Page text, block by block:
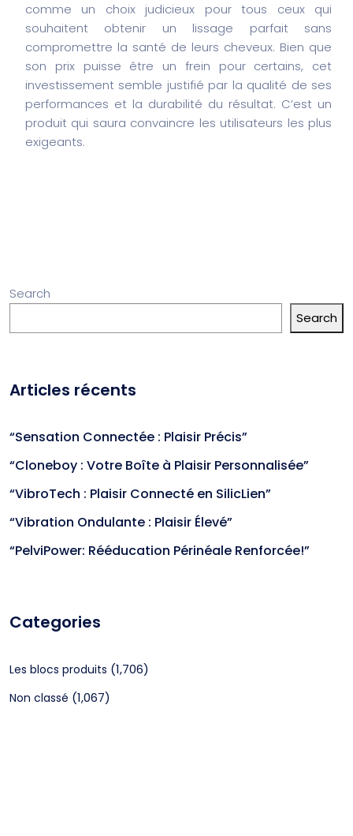
comme un choix judicieux pour tous ceux qui
souhaitent obtenir un lissage parfait sans
compromettre la santé de leurs cheveux. Bien que
son prix puisse être un frein pour certains, cet
investissement semble justifié par la qualité de ses
performances et la durabilité du résultat. C’est un
produit qui saura convaincre les utilisateurs les plus
exigeants.
Search
Search
Articles récents
“Sensation Connectée : Plaisir Précis”
“Cloneboy : Votre Boîte à Plaisir Personnalisée”
“VibroTech : Plaisir Connecté en SilicLien”
“Vibration Ondulante : Plaisir Élevé”
“PelviPower: Rééducation Périnéale Renforcée!”
Categories
Les blocs produits (1,706)
Non classé (1,067)